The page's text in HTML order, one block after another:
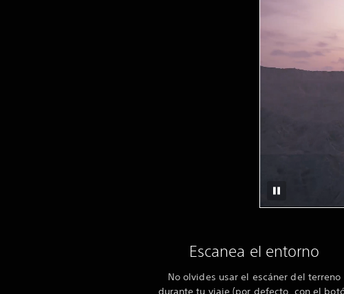
Escanea el entorno
No olvides usar el escáner del terreno
durante tu viaje (por defecto, con el